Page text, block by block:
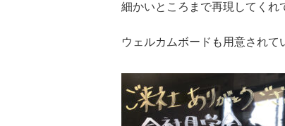
細かいところまで再現してくれ
ウェルカムボードも用意されて